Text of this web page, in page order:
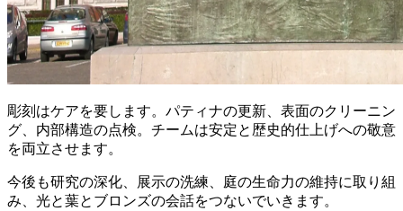
彫刻はケアを要します。パティナの更新、表面のクリーニン
グ、内部構造の点検。チームは安定と歴史的仕上げへの敬意
を両立させます。
今後も研究の深化、展示の洗練、庭の生命力の維持に取り組
み、光と葉とブロンズの会話をつないでいきます。